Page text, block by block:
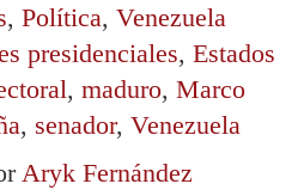
, Política, Venezuela
presidenciales, Estados
, maduro, Marco
, senador, Venezuela
Aryk Fernández